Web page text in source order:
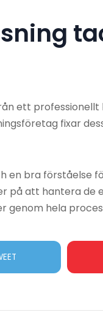
ett
fixar
en bra förståelse
på att hantera
genom hela